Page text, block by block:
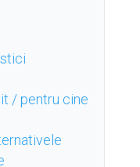
/ pentru cine